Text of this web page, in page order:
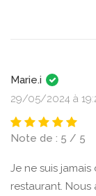
Marie.i
29/05/2024 à
Note de : 5 / 5
Je ne suis
restaurant.